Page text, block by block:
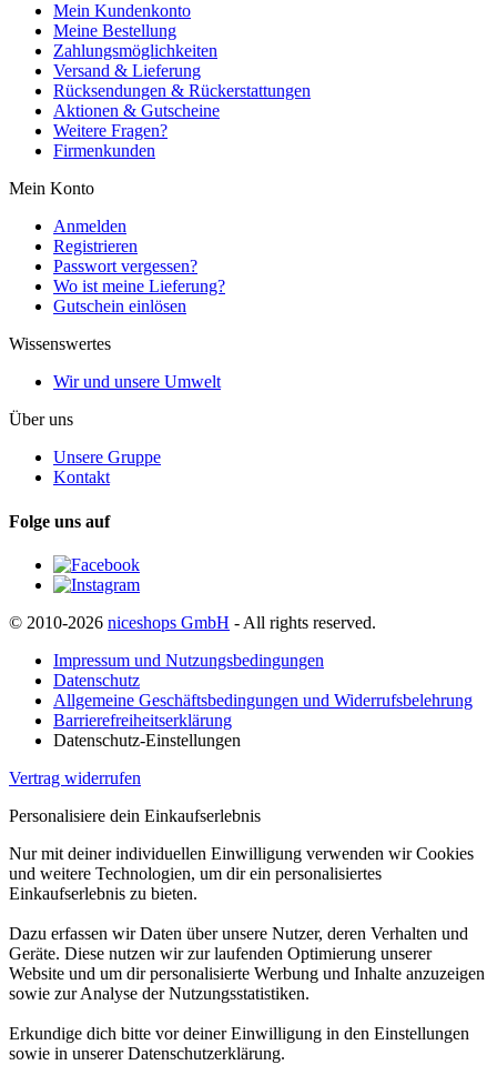
Mein Kundenkonto
Meine Bestellung
Zahlungsmöglichkeiten
Versand & Lieferung
Rücksendungen & Rückerstattungen
Aktionen & Gutscheine
Weitere Fragen?
Firmenkunden
Mein Konto
Anmelden
Registrieren
Passwort vergessen?
Wo ist meine Lieferung?
Gutschein einlösen
Wissenswertes
Wir und unsere Umwelt
Über uns
Unsere Gruppe
Kontakt
Folge uns auf
© 2010-2026 niceshops GmbH - All rights reserved.
Impressum und Nutzungsbedingungen
Datenschutz
Allgemeine Geschäftsbedingungen und Widerrufsbelehrung
Barrierefreiheitserklärung
Datenschutz-Einstellungen
Vertrag widerrufen
Personalisiere dein Einkaufserlebnis
Nur mit deiner individuellen Einwilligung verwenden wir Cookies
und weitere Technologien, um dir ein personalisiertes
Einkaufserlebnis zu bieten.
Dazu erfassen wir Daten über unsere Nutzer, deren Verhalten und
Geräte. Diese nutzen wir zur laufenden Optimierung unserer
Website und um dir personalisierte Werbung und Inhalte anzuzeigen
sowie zur Analyse der Nutzungsstatistiken.
Erkundige dich bitte vor deiner Einwilligung in den Einstellungen
sowie in unserer Datenschutzerklärung.